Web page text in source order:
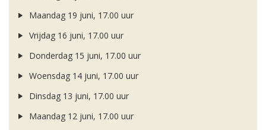
Maandag 19 juni, 17.00 uur
Vrijdag 16 juni, 17.00 uur
Donderdag 15 juni, 17.00 uur
Woensdag 14 juni, 17.00 uur
Dinsdag 13 juni, 17.00 uur
Maandag 12 juni, 17.00 uur